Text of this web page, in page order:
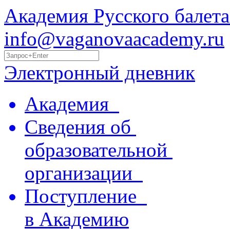
Академия Русского
info@vaganovaacademy.ru
Электронный дневник
Академия
Сведения об
образовательной
организации
Поступление
в Академию